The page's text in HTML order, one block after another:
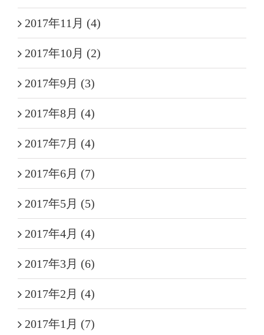
2017年11月 (4)
2017年10月 (2)
2017年9月 (3)
2017年8月 (4)
2017年7月 (4)
2017年6月 (7)
2017年5月 (5)
2017年4月 (4)
2017年3月 (6)
2017年2月 (4)
2017年1月 (7)